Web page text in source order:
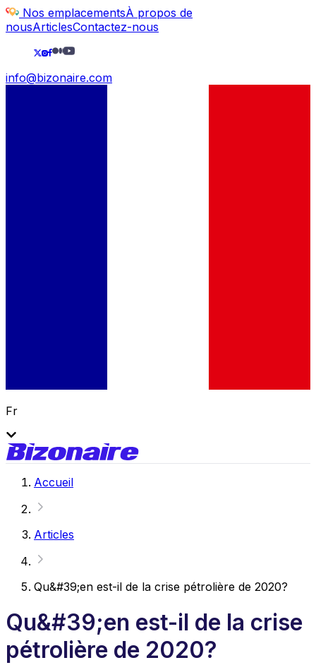
Nos emplacementsÀ propos de
nousArticlesContactez-nous
info@bizonaire.com
Fr
Accueil
Articles
Qu&#39;en est-il de la crise pétrolière de 2020?
Qu&#39;en est-il de la crise
pétrolière de 2020?